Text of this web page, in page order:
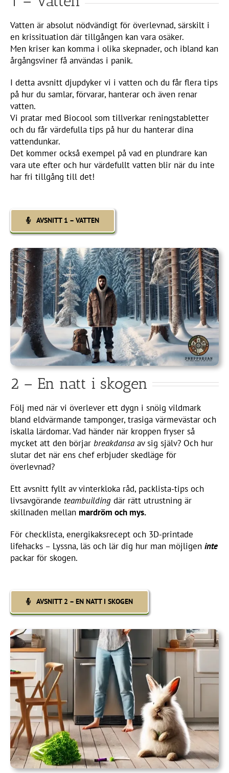
Vatten är absolut nödvändigt för överlevnad, särskilt i
en krissituation där tillgången kan vara osäker.
Men kriser kan komma i olika skepnader, och ibland kan
årgångsviner få användas i panik.
I detta avsnitt djupdyker vi i vatten och du får flera tips
på hur du samlar, förvarar, hanterar och även renar
vatten.
Vi pratar med Biocool som tillverkar reningstabletter
och du får värdefulla tips på hur du hanterar dina
vattendunkar.
Det kommer också exempel på vad en plundrare kan
vara ute efter och hur värdefullt vatten blir när du inte
har fri tillgång till det!
AVSNITT 1 – VATTEN
2 – En natt i skogen
Följ med när vi överlever ett dygn i snöig vildmark
bland eldvärmande tamponger, trasiga värmevästar och
iskalla lärdomar. Vad händer när kroppen fryser så
mycket att den börjar breakdansaav sig själv? Och hur
slutar det när ens chef erbjuder skedläge för
överlevnad?
Ett avsnitt fyllt av vinterkloka råd, packlista-tips och
livsavgörande teambuildingdär rätt utrustning är
skillnaden mellan mardröm och mys.
För checklista, energikaksrecept och 3D-printade
lifehacks – Lyssna, läs och lär dig hur man möjligen inte
packar för skogen.
AVSNITT 2 – EN NATT I SKOGEN